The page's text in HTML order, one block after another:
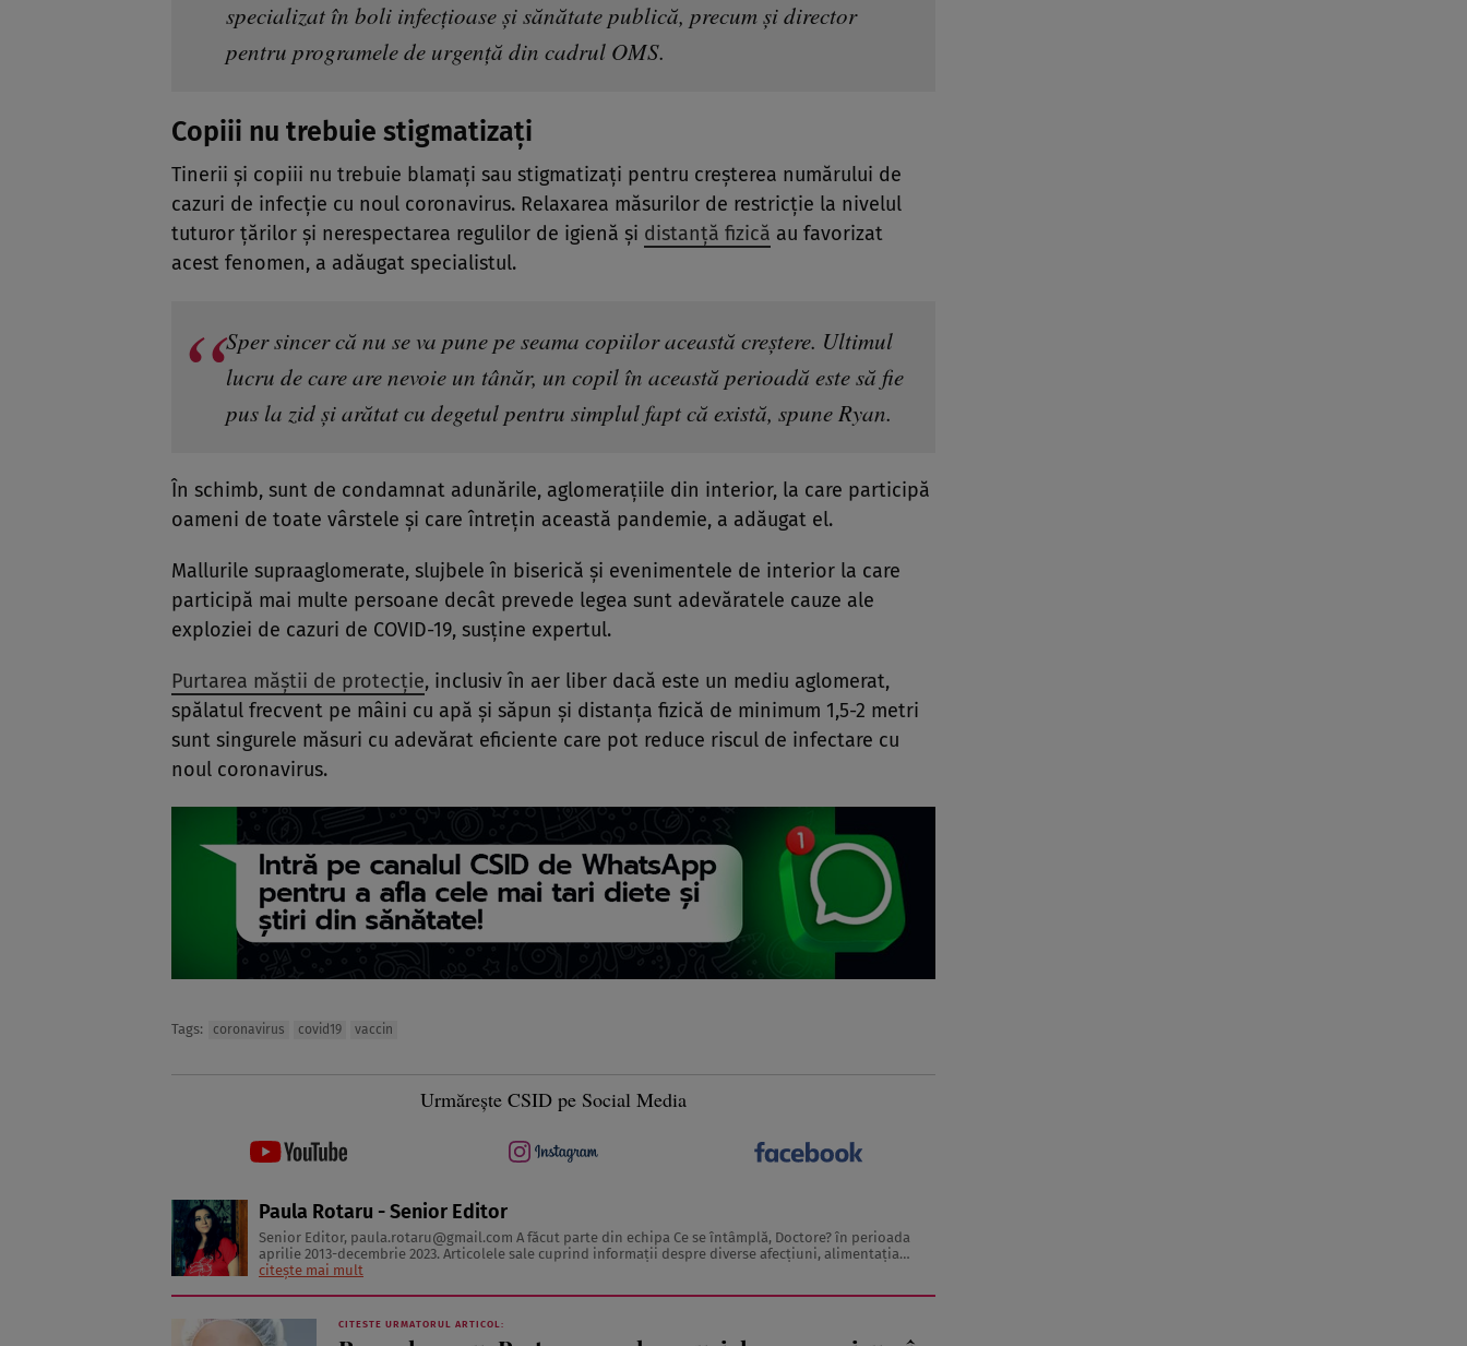
specializat în boli infecțioase și sănătate publică, precum și director
pentru programele de urgență din cadrul OMS.
Copiii nu trebuie stigmatizați
Tinerii și copiii nu trebuie blamați sau stigmatizați pentru creșterea numărului de
cazuri de infecție cu noul coronavirus. Relaxarea măsurilor de restricție la nivelul
tuturor țărilor și nerespectarea regulilor de igienă și distanță fizică au favorizat
acest fenomen, a adăugat specialistul.
Sper sincer că nu se va pune pe seama copiilor această creștere. Ultimul
lucru de care are nevoie un tânăr, un copil în această perioadă este să fie
pus la zid și arătat cu degetul pentru simplul fapt că există, spune Ryan.
În schimb, sunt de condamnat adunările, aglomerațiile din interior, la care participă
oameni de toate vârstele și care întrețin această pandemie, a adăugat el.
Mallurile supraaglomerate, slujbele în biserică și evenimentele de interior la care
participă mai multe persoane decât prevede legea sunt adevăratele cauze ale
exploziei de cazuri de COVID-19, susține expertul.
Purtarea măștii de protecție, inclusiv în aer liber dacă este un mediu aglomerat,
spălatul frecvent pe mâini cu apă și săpun și distanța fizică de minimum 1,5-2 metri
sunt singurele măsuri cu adevărat eficiente care pot reduce riscul de infectare cu
noul coronavirus.
Tags: coronavirus covid19 vaccin
Urmărește CSID pe Social Media
Paula Rotaru - Senior Editor
Senior Editor, paula.rotaru@gmail.com
aprilie 2013-decembrie 2023. Articolele sale cuprind informații despre diverse afecțiuni, alimentația
citește mai mult
CITESTE URMATORUL ARTICOL: